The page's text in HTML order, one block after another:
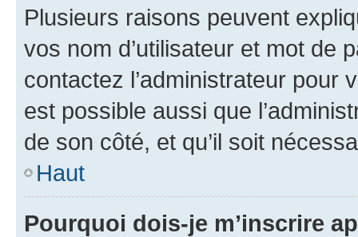
Plusieurs raisons peuvent
vos nom d’utilisateur et mot de
contactez l’administrateur pour
est possible aussi que
de son côté, et qu’il soit
Haut
Pourquoi dois-je m’inscrire